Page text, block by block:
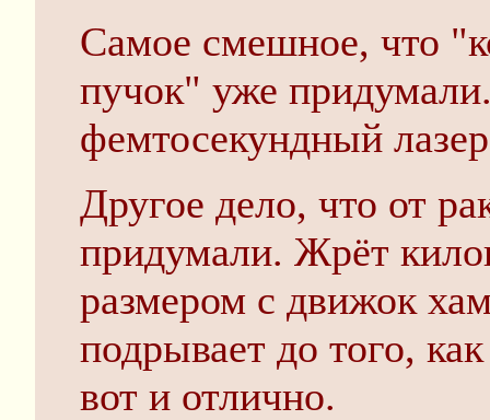
Самое смешное, что
пучок" уже
фемтосекундный
Другое дело, что от
придумали. Жрёт
размером с движок
подрывает до того,
вот и отлично.